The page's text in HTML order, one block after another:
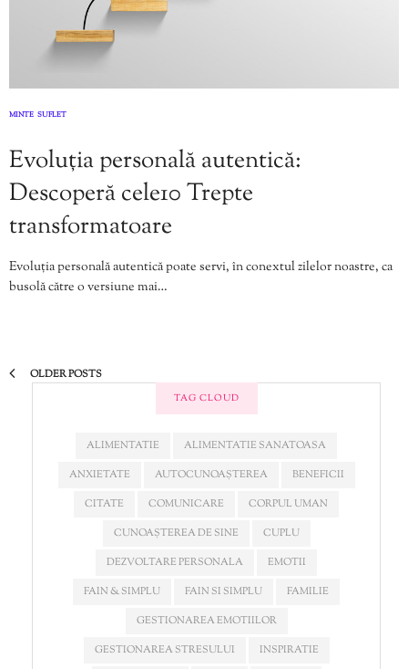
MINTE SUFLET
Evoluția personală autentică:
Descoperă cele10 Trepte
transformatoare
Evoluția personală autentică poate servi, în conextul zilelor noastre, ca
busolă către o versiune mai…
OLDER POSTS
TAG CLOUD
ALIMENTATIE
ALIMENTATIE SANATOASA
ANXIETATE
AUTOCUNOAȘTEREA
BENEFICII
CITATE
COMUNICARE
CORPUL UMAN
CUNOAȘTEREA DE SINE
CUPLU
DEZVOLTARE PERSONALA
EMOTII
FAIN & SIMPLU
FAIN SI SIMPLU
FAMILIE
GESTIONAREA EMOTIILOR
GESTIONAREA STRESULUI
INSPIRATIE